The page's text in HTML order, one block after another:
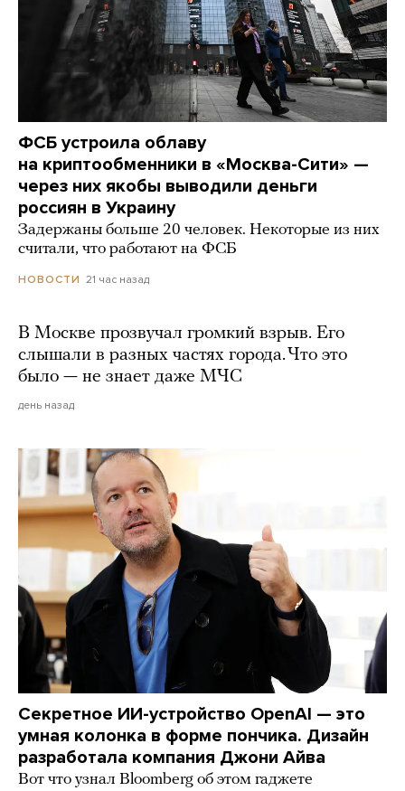
ФСБ устроила облаву
на криптообменники в «Москва-Сити» —
через них якобы выводили деньги
россиян в Украину
Задержаны больше 20 человек. Некоторые из них
считали, что работают на ФСБ
НОВОСТИ 21 час назад
В Москве прозвучал громкий взрыв. Его
слышали в разных частях города. Что это
было — не знает даже МЧС
день назад
Секретное ИИ-устройство OpenAI — это
умная колонка в форме пончика. Дизайн
разработала компания Джони Айва
Вот что узнал Bloomberg об этом гаджете